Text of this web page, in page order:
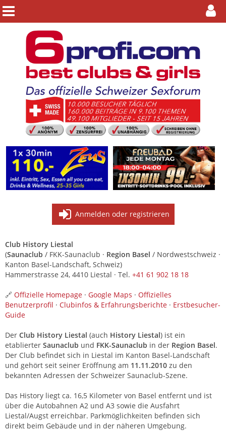
Anmelden oder registrieren
Club History Liestal
(Saunaclub / FKK-Saunaclub · Region Basel / Nordwestschweiz ·
Kanton Basel-Landschaft, Schweiz)
Hammerstrasse 24, 4410 Liestal · Tel. +41 61 902 18 18
🔗 Offizielle Homepage · Google Maps · Offizielles
Benutzerprofil · Clubinfos & Erfahrungsberichte · Erstbesucher-
Guide
Der Club History Liestal (auch History Liestal) ist ein
etablierter Saunaclub und FKK-Saunaclub in der Region Basel.
Der Club befindet sich in Liestal im Kanton Basel-Landschaft
und gehört seit seiner Eröffnung am 11.11.2010 zu den
bekannten Adressen der Schweizer Saunaclub-Szene.
Das History liegt ca. 16,5 Kilometer von Basel entfernt und ist
über die Autobahnen A2 und A3 sowie die Ausfahrt
Liestal/Augst erreichbar. Parkmöglichkeiten befinden sich
direkt beim Gebäude und in der näheren Umgebung.